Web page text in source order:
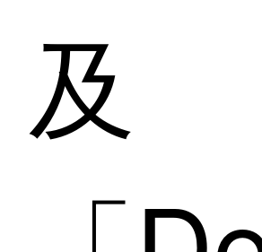
及